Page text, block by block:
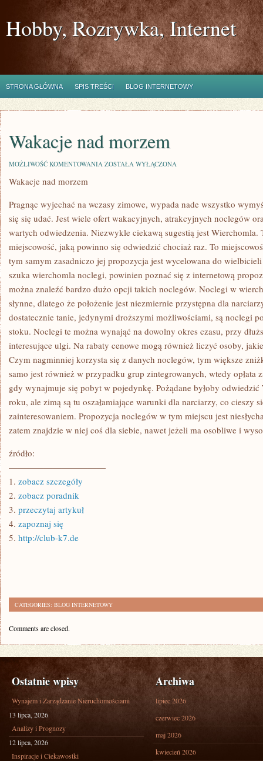
Hobby, Rozrywka, Internet
STRONA GŁÓWNA SPIS TREŚCI BLOG INTERNETOWY
Wakacje nad morzem
MOŻLIWOŚĆ KOMENTOWANIA WAKACJE
ZOSTAŁA WYŁĄCZONA
Wakacje nad morzem
Pragnąc wyjechać na wczasy zimowe, wypada nade wszystko
się się udać. Jest wiele ofert wakacyjnych, atrakcyjnych noclegów
wartych odwiedzenia. Niezwykle ciekawą sugestią jest Wierchomla.
miejscowość, jaką powinno się odwiedzić chociaż raz. To
tym samym zasadniczo jej propozycja jest wycelowana do
szuka wierchomla noclegi, powinien poznać się z internetową
można znaleźć bardzo dużo opcji takich noclegów. Noclegi w
słynne, dlatego że położenie jest niezmiernie przystępna dla
dostatecznie tanie, jedynymi droższymi możliwościami, są noclegi
stoku. Noclegi te można wynająć na dowolny okres czasu, przy
interesujące ulgi. Na rabaty cenowe mogą również liczyć osoby,
Czym nagminniej korzysta się z danych noclegów, tym większe
samo jest również w przypadku grup zintegrowanych, wtedy opłata
gdy wynajmuje się pobyt w pojedynkę. Pożądane byłoby
roku, ale zimą są tu oszałamiające warunki dla narciarzy, co cieszy
zainteresowaniem. Propozycja noclegów w tym miejscu jest
zatem znajdzie w niej coś dla siebie, nawet jeżeli ma osobliwe i
źródło:
———————————
1. zobacz szczegóły
2. zobacz poradnik
3. przeczytaj artykuł
4. zapoznaj się
5. http://club-k7.de
CATEGORIES: BLOG INTERNETOWY
Comments are closed.
Ostatnie wpisy
Wynajem i Zarządzanie Nieruchomościami
13 lipca, 2026
Analizy i Prognozy
12 lipca, 2026
Inspiracje i Ciekawostki
Archiwa
lipiec 2026
czerwiec 2026
maj 2026
kwiecień 2026